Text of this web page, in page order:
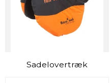
Sadelovertræk